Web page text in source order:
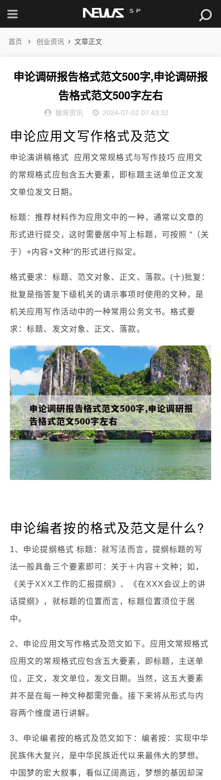
首页 创业资讯 文章正文
申论调研报告格式范文500字,申论调研报
告格式范文500字左右
猴哥资讯 2024-07-02 07:43:32
申论应用文写作格式及范文
申论演讲稿格式 应用文常规格式与写作技巧 应用文
的常规格式应包含五大要素，即标题主送单位正文发
文单位发文日期。
标题：推荐材料作为应用文中的一种，通常以文章的
形式进行提交，这时需要居中写上标题，可按照 “（关
于）+内容+文种”的形式进行拟定。
格式要求：标题、范文对象、正文、落款。(十)批复：
批复是指答复下级机关的请示事项时使用的文种，是
机关应用写作活动中的一种常用公务文书。格式要
求：标题、发文对象、正文、落款。
申论编者按的格式及范文是什么?
1、申论提纲格式 标题：就写法而言，提纲标题的写
法一般具备三个要素即可：关于＋内容＋文种；如，
《关于XXX工作的汇报提纲》、《在XXX会议上的讲
话提纲》，就标题的位置而言，标题位置须位于居
中。
2、申论应用文写作格式及范文如下。应用文常规格式
应用文的常规格式应包含五大要素，即标题，主送单
位，正文，发文单位，发文日期。当然，这五大要素
并不是在每一种文种都需完备。接下来将从形式与内
容两个维度进行讲解。
3、申论编者按的格式及范文如下：编者按：实现中华
民族伟大复兴，是中华民族近代以来最伟大的梦想。
中国梦的宏大叙事，看似辽阔高远，梦想的基因却深